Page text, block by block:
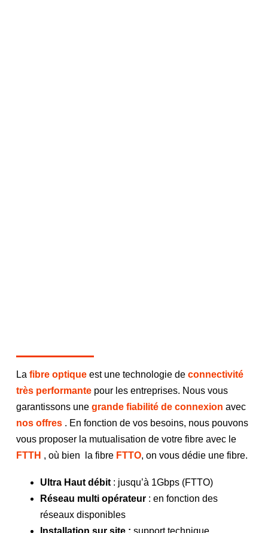
La fibre optiqueest une technologie de connectivité
très performante pour les entreprises. Nous vous
garantissons une grande fiabilité de connexion avec
nos offres. En fonction de vos besoins, nous pouvons
vous proposer la mutualisation de votre fibre avec le
FTTH , où bien la fibre FTTO, on vous dédie une fibre.
Ultra Haut débit: jusqu’à 1Gbps (FTTO)
Réseau multi opérateur: en fonction des
réseaux disponibles
Installation sur site : support technique